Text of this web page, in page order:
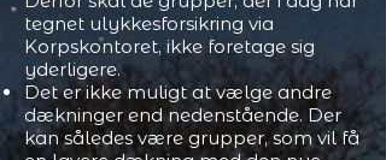
tegnet ulykkesforsikring via
Korpskontoret, ikke foretage sig
yderligere.
Det er ikke muligt at vælge andre
dækninger end nedenstående. Der
kan således være grupper, som vil få